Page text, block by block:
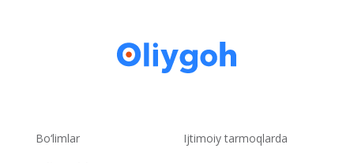
Bo‘limlar Ijtimoiy tarmoqlarda